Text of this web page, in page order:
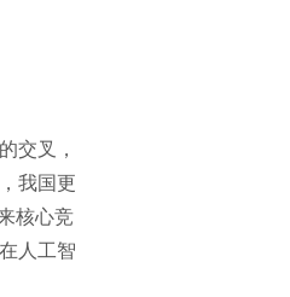
交叉，
我国更
核心竞
人工智